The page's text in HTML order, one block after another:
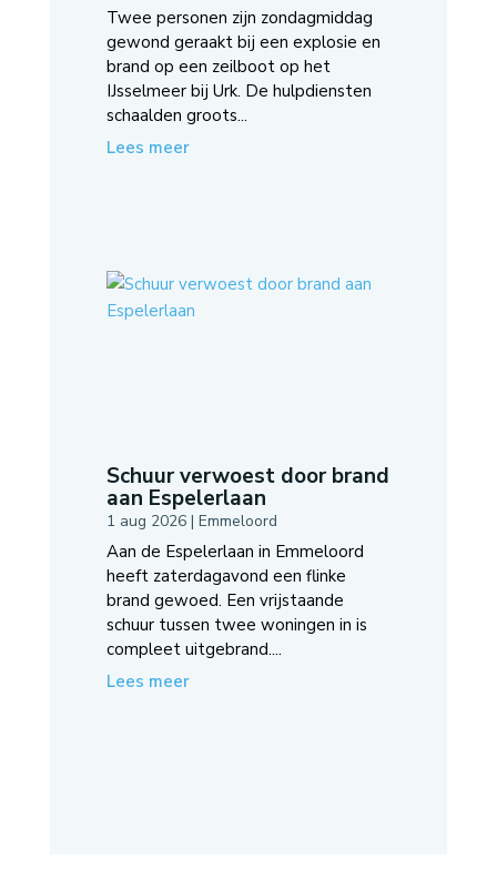
Twee personen zijn zondagmiddag
gewond geraakt bij een explosie en
brand op een zeilboot op het
IJsselmeer bij Urk. De hulpdiensten
schaalden groots...
Lees meer
Schuur verwoest door brand
aan Espelerlaan
1 aug 2026| Emmeloord
Aan de Espelerlaan in Emmeloord
heeft zaterdagavond een flinke
brand gewoed. Een vrijstaande
schuur tussen twee woningen in is
compleet uitgebrand....
Lees meer